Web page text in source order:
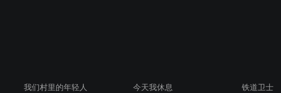
我们村里的年轻人 今天我休息 铁道卫士